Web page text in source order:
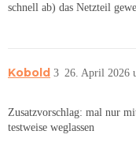
schnell ab) das Netzteil
Kobold 26. April 2026
3
Zusatzvorschlag: mal nur
testweise weglassen